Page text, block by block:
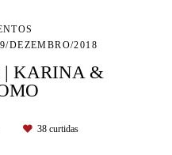
DEZEMBRO/2018
| KARINA &
38curtidas